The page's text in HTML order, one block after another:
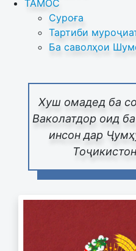
ТАМОС
Суроға
Тартиби
Ба саволҳои
Хуш омадед ба
Ваколатдор оид
инсон дар
Тоҷикистон